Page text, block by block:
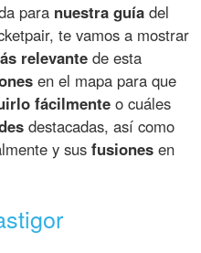
para nuestra guía del
te vamos a mostrar
relevante de esta
en el mapa para que
fácilmente o cuáles
destacadas, así como
y susfusiones en